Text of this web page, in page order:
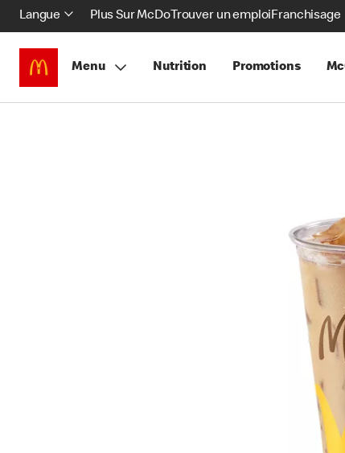
Langue Plus Sur McDoTrouver un emploiFranchisage
Menu Nutrition Promotions